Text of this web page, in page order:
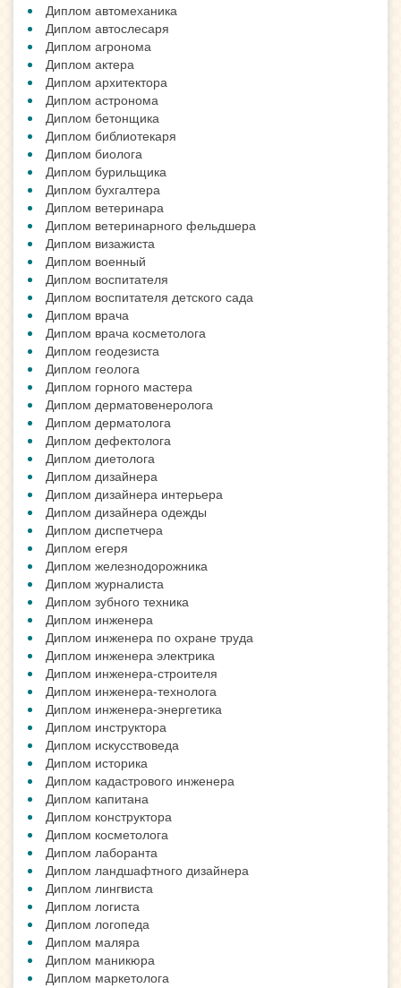
Диплом автомеханика
Диплом автослесаря
Диплом агронома
Диплом актера
Диплом архитектора
Диплом астронома
Диплом бетонщика
Диплом библиотекаря
Диплом биолога
Диплом бурильщика
Диплом бухгалтера
Диплом ветеринара
Диплом ветеринарного фельдшера
Диплом визажиста
Диплом военный
Диплом воспитателя
Диплом воспитателя детского сада
Диплом врача
Диплом врача косметолога
Диплом геодезиста
Диплом геолога
Диплом горного мастера
Диплом дерматовенеролога
Диплом дерматолога
Диплом дефектолога
Диплом диетолога
Диплом дизайнера
Диплом дизайнера интерьера
Диплом дизайнера одежды
Диплом диспетчера
Диплом егеря
Диплом железнодорожника
Диплом журналиста
Диплом зубного техника
Диплом инженера
Диплом инженера по охране труда
Диплом инженера электрика
Диплом инженера-строителя
Диплом инженера-технолога
Диплом инженера-энергетика
Диплом инструктора
Диплом искусствоведа
Диплом историка
Диплом кадастрового инженера
Диплом капитана
Диплом конструктора
Диплом косметолога
Диплом лаборанта
Диплом ландшафтного дизайнера
Диплом лингвиста
Диплом логиста
Диплом логопеда
Диплом маляра
Диплом маникюра
Диплом маркетолога